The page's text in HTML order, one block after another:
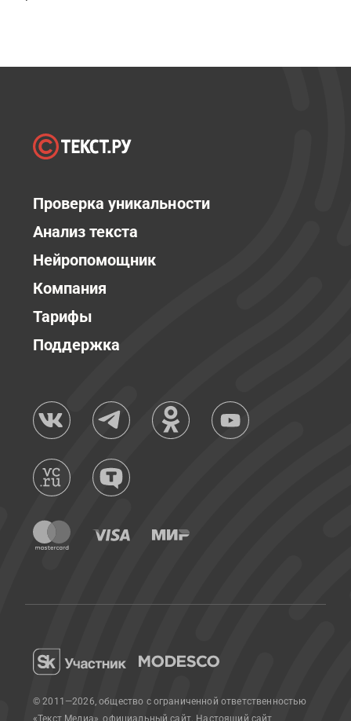
Проверка уникальности
Анализ текста
Нейропомощник
Компания
Тарифы
Поддержка
© 2011—2026, общество с ограниченной ответственностью
«Текст Медиа», официальный сайт. Настоящий сайт